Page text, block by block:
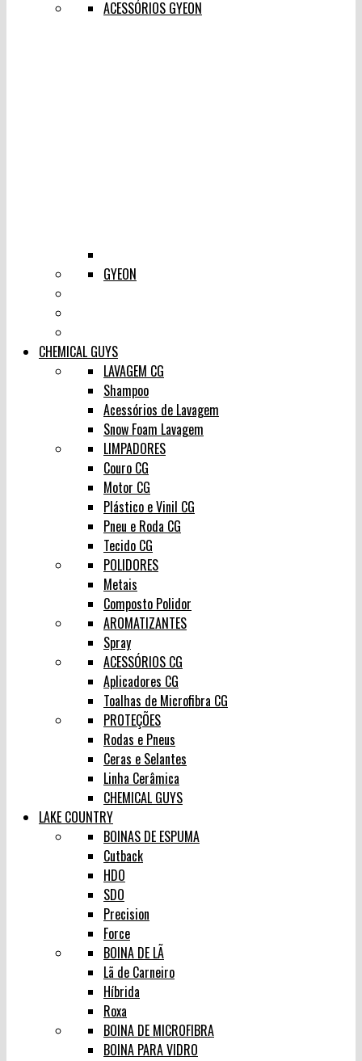
ACESSÓRIOS GYEON
GYEON
CHEMICAL GUYS
LAVAGEM CG
Shampoo
Acessórios de Lavagem
Snow Foam Lavagem
LIMPADORES
Couro CG
Motor CG
Plástico e Vinil CG
Pneu e Roda CG
Tecido CG
POLIDORES
Metais
Composto Polidor
AROMATIZANTES
Spray
ACESSÓRIOS CG
Aplicadores CG
Toalhas de Microfibra CG
PROTEÇÕES
Rodas e Pneus
Ceras e Selantes
Linha Cerâmica
CHEMICAL GUYS
LAKE COUNTRY
BOINAS DE ESPUMA
Cutback
HDO
SDO
Precision
Force
BOINA DE LÃ
Lã de Carneiro
Híbrida
Roxa
BOINA DE MICROFIBRA
BOINA PARA VIDRO